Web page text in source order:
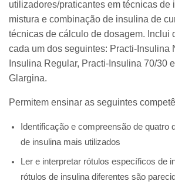
utilizadores/praticantes em técnicas de
mistura e combinação de insulina de
técnicas de cálculo de dosagem. Inclui
cada um dos seguintes: Practi-Insulina
Insulina Regular, Practi-Insulina 70/30
Glargina.
Permitem ensinar as seguintes
Identificação e compreensão de quatro
de insulina mais utilizados
Ler e interpretar rótulos específicos de
rótulos de insulina diferentes são